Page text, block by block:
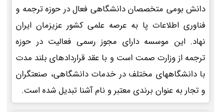
دانش بومی متخصصان دانشگاهی فعال در حوزه ترجمه و
فناوری اطلاعات پا به عرصه علمی کشور عزیزمان ایران
نهاد. این موسسه دارای مجوز رسمی فعالیت در حوزه
ترجمه از وزارت صمت است و با عقد قراردادهای بلند مدت
با دانشگاههای مختلف در خدمات دانشگاهی، صنعتگران
و تجار به عنوان برندی معتبر و نام آشنا تبدیل شده است.